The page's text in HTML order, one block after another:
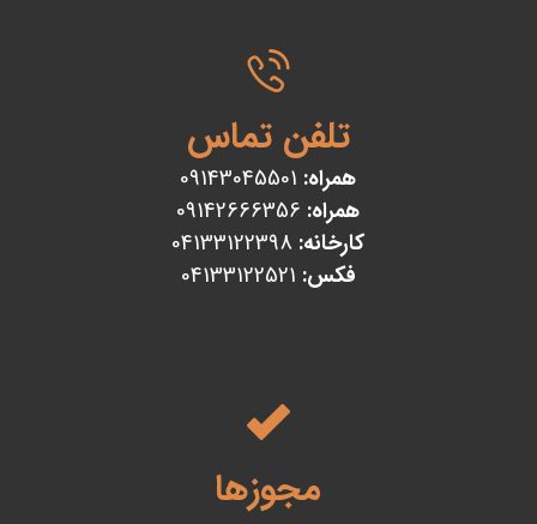
تلفن تماس
همراه:
همراه:
کارخانه: 04133122398
فکس:
مجوزها